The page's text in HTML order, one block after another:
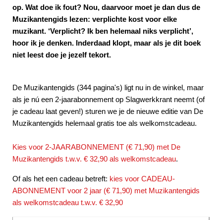
op. Wat doe ik fout? Nou, daarvoor moet je dan dus de
Muzikantengids lezen: verplichte kost voor elke
muzikant. ‘Verplicht? Ik ben helemaal niks verplicht’,
hoor ik je denken. Inderdaad klopt, maar als je dit boek
niet leest doe je jezelf tekort.
De Muzikantengids (344 pagina's) ligt nu in de winkel, maar
als je nú een 2-jaarabonnement op Slagwerkkrant neemt (of
je cadeau laat geven!) sturen we je de nieuwe editie van De
Muzikantengids helemaal gratis toe als welkomstcadeau.
Kies voor 2-JAARABONNEMENT (€ 71,90) met De
Muzikantengids t.w.v. € 32,90 als welkomstcadeau.
Of als het een cadeau betreft: kies voor CADEAU-
ABONNEMENT voor 2 jaar (€ 71,90) met Muzikantengids
als welkomstcadeau t.w.v. € 32,90